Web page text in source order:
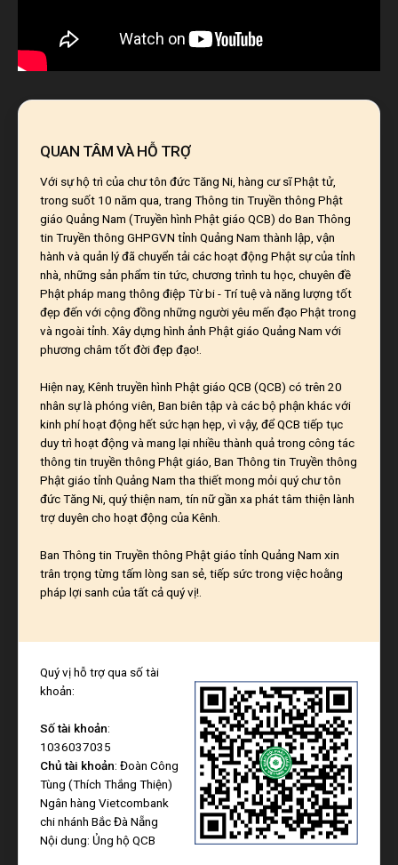
QUAN TÂM VÀ HỖ TRỢ
Với sự hộ trì của chư tôn đức Tăng Ni, hàng cư sĩ Phật tử,
trong suốt 10 năm qua, trang Thông tin Truyền thông Phật
giáo Quảng Nam (Truyền hình Phật giáo QCB) do Ban Thông
tin Truyền thông GHPGVN tỉnh Quảng Nam thành lập, vận
hành và quản lý đã chuyển tải các hoạt động Phật sự của tỉnh
nhà, những sản phẩm tin tức, chương trình tu học, chuyên đề
Phật pháp mang thông điệp Từ bi - Trí tuệ và năng lượng tốt
đẹp đến với cộng đồng những người yêu mến đạo Phật trong
và ngoài tỉnh. Xây dựng hình ảnh Phật giáo Quảng Nam với
phương châm tốt đời đẹp đạo!.
Hiện nay, Kênh truyền hình Phật giáo QCB (QCB) có trên 20
nhân sự là phóng viên, Ban biên tập và các bộ phận khác với
kinh phí hoạt động hết sức hạn hẹp, vì vậy, để QCB tiếp tục
duy trì hoạt động và mang lại nhiều thành quả trong công tác
thông tin truyền thông Phật giáo, Ban Thông tin Truyền thông
Phật giáo tỉnh Quảng Nam tha thiết mong mỏi quý chư tôn
đức Tăng Ni, quý thiện nam, tín nữ gần xa phát tâm thiện lành
trợ duyên cho hoạt động của Kênh.
Ban Thông tin Truyền thông Phật giáo tỉnh Quảng Nam xin
trân trọng từng tấm lòng san sẻ, tiếp sức trong việc hoằng
pháp lợi sanh của tất cả quý vị!.
Quý vị hỗ trợ qua số tài
khoản:
Số tài khoản:
1036037035
Chủ tài khoản: Đoàn Công
Tùng (Thích Thắng Thiện)
Ngân hàng Vietcombank
chi nhánh Bắc Đà Nẵng
Nội dung: Ủng hộ QCB